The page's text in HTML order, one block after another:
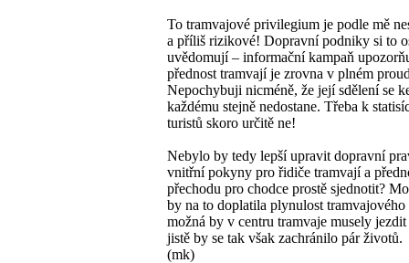
To tramvajové privilegium je podle mě
a příliš rizikové! Dopravní podniky si to
uvědomují – informační kampaň
přednost tramvají je zrovna v plném
Nepochybuji nicméně, že její sdělení se
každému stejně nedostane. Třeba k
turistů skoro určitě ne!
Nebylo by tedy lepší upravit dopravní
vnitřní pokyny pro řidiče tramvají a
přechodu pro chodce prostě sjednotit?
by na to doplatila plynulost
možná by v centru tramvaje musely
jistě by se tak však zachránilo pár životů.
(mk)